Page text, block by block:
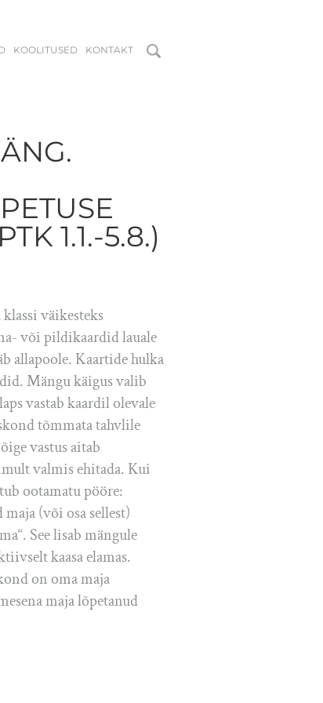
KOOLITUSED KONTAKT
1.1.-5.8.)
väikesteks
või pildikaardid lauale
allapoole. Kaartide hulka
Mängu käigus valib
vastab kaardil olevale
tõmmata tahvlile
vastus aitab
valmis ehitada. Kui
ootamatu pööre:
(või osa sellest)
See lisab mängule
kaasa elamas.
on oma maja
maja lõpetanud